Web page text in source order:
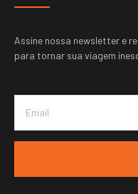
Assine nossa newsletter e
para tornar sua viagem